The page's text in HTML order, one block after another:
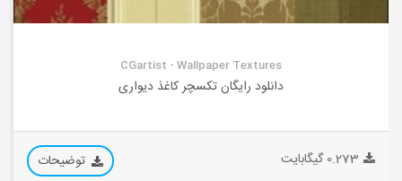
CGartist - Wallpaper Textures
دانلود رایگان تکسچر کاغذ دیواری
0.273 گیگابایت توضیحات